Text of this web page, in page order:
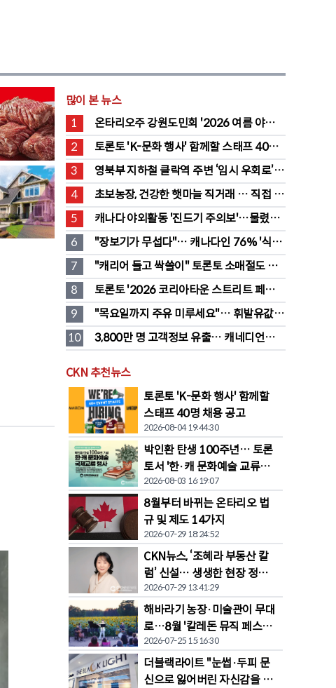
많이 본 뉴스
1
온타리오주 강원도민회 '2026 여름 야유
회' 성료
2
토론토 'K-문화 행사' 함께할 스태프 40명
채용 공고
3
영북부 지하철 클락역 주변 ‘임시 우회로’
전환… “영 스트리트 바뀐다”
4
초보농장, 건강한 햇마늘 직거래 … 직접 만
든 전통 장류도 판매
5
캐나다 야외활동 '진드기 주의보'…물렸을
때 올바른 대처법은?
6
"장보기가 무섭다"… 캐나다인 76% '식료
품값이 가장 부담'
7
"캐리어 들고 싹쓸이" 토론토 소매절도
546명 검거…훔친 물건 재유통
8
토론토 '2026 코리아타운 스트리트 페스티
벌' 개최
9
"목요일까지 주유 미루세요"… 휘발유값
대폭 하락 예고
10
3,800만 명 고객정보 유출… 캐네디언타이
어 대규모 집단소송 직면
CKN 추천뉴스
토론토 'K-문화 행사' 함께할
스태프 40명 채용 공고
2026-08-04 19:44:30
박인환 탄생 100주년… 토론
토서 '한·캐 문화예술 교류전'
열린다
2026-08-03 16:19:07
8월부터 바뀌는 온타리오 법
규 및 제도 14가지
2026-07-29 18:24:52
CKN뉴스, ‘조혜라 부동산 칼
럼’ 신설… 생생한 현장 정보
공유
2026-07-29 13:41:29
해바라기 농장·미술관이 무대
로…8월 '칼레돈 뮤직 페스티
벌' 개막
2026-07-25 15:16:30
더블랙라이트 "눈썹·두피 문
신으로 잃어버린 자신감을 되